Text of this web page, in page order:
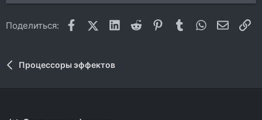
Поделиться: FacebookX (Twitter)
LinkedIn
Reddit Pinterest
Tumblr WhatsApp
Процессоры эффектов